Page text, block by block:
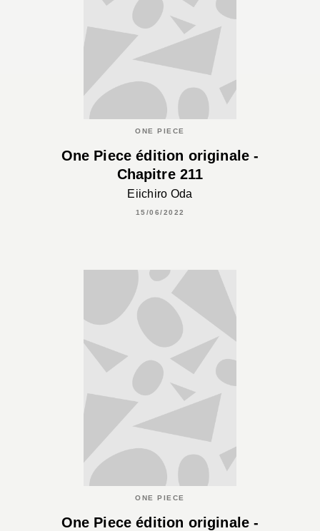
ONE PIECE
One Piece édition originale -
Chapitre 211
Eiichiro Oda
15/06/2022
ONE PIECE
One Piece édition originale -